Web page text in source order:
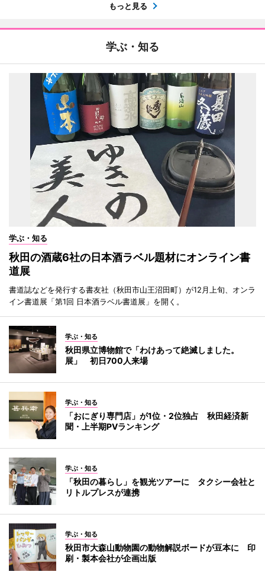
もっと見る
学ぶ・知る
学ぶ・知る
秋田の酒蔵6社の日本酒ラベル題材にオンライン書
道展
書道誌などを発行する書友社（秋田市山王沼田町）が12月上旬、オンラ
イン書道展「第1回 日本酒ラベル書道展」を開く。
学ぶ・知る
秋田県立博物館で「わけあって絶滅しました。
展」 初日700人来場
学ぶ・知る
「おにぎり専門店」が1位・2位独占 秋田経済新
聞・上半期PVランキング
学ぶ・知る
「秋田の暮らし」を観光ツアーに タクシー会社と
リトルプレスが連携
学ぶ・知る
秋田市大森山動物園の動物解説ボードが豆本に 印
刷・製本会社が企画出版